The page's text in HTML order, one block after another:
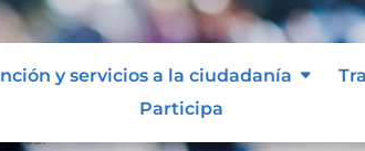
y servicios a la ciudadanía
Participa